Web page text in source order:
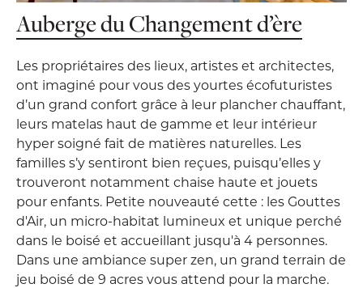
Auberge du Changement d’ère
Les propriétaires des lieux, artistes et architectes,
ont imaginé pour vous des yourtes écofuturistes
d’un grand confort grâce à leur plancher chauffant,
leurs matelas haut de gamme et leur intérieur
hyper soigné fait de matières naturelles. Les
familles s’y sentiront bien reçues, puisqu’elles y
trouveront notamment chaise haute et jouets
pour enfants. Petite nouveauté cette : les Gouttes
d'Air, un micro-habitat lumineux et unique perché
dans le boisé et accueillant jusqu'à 4 personnes.
Dans une ambiance super zen, un grand terrain de
jeu boisé de 9 acres vous attend pour la marche.